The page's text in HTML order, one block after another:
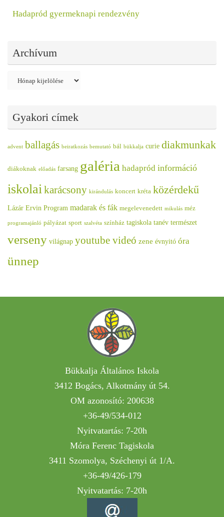
Hadapród gyermeknapi rendezvény
Archívum
Archívum
Gyakori címek
advent ballagás beiratkozás bemutató bál bükkalja curie diakmunkak
diákoknak előadás farsang galéria hadapród információ
iskolaikarácsony kirándulás koncert kréta közérdekű
Lázár Ervin Program madarak és fák megelevenedett mikulás méz
programajánló pályázat sport szalvéta színház tagiskola tanév természet
verseny világnap youtube videó zene évnyitó óra
ünnep
Bükkalja Általános Iskola
3412 Bogács, Alkotmány út 54.
OM azonosító: 200638
+36-49/534-012
Nyitvatartás: 7-20h
Móra Ferenc Tagiskola
3411 Szomolya, Széchenyi út 1/A.
+36-49/426-179
Nyitvatartás: 7-20h